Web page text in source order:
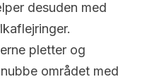
desuden med
pletter og
området med